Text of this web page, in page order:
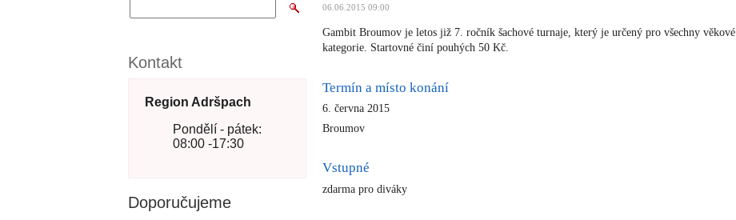
06.06.2015 09:00
Gambit Broumov je letos již 7. ročník šachové turnaje, který je určený pro všechny věkové
kategorie. Startovné činí pouhých 50 Kč.
Termín a místo konání
6. června 2015
Broumov
Vstupné
zdarma pro diváky
Kontakt
Region Adršpach
Pondělí - pátek:
08:00 -17:30
Doporučujeme